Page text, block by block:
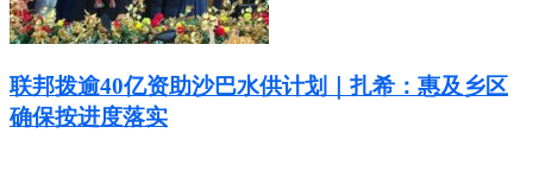
联邦拨逾40亿资助沙巴水供计划｜扎希：惠及乡区
确保按进度落实